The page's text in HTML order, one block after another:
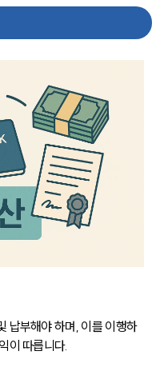
납부해야 하며, 이를 이행하
이 따릅니다.